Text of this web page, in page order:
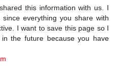
this information with us. I
everything you share with
I want to save this page so I
the future because you have